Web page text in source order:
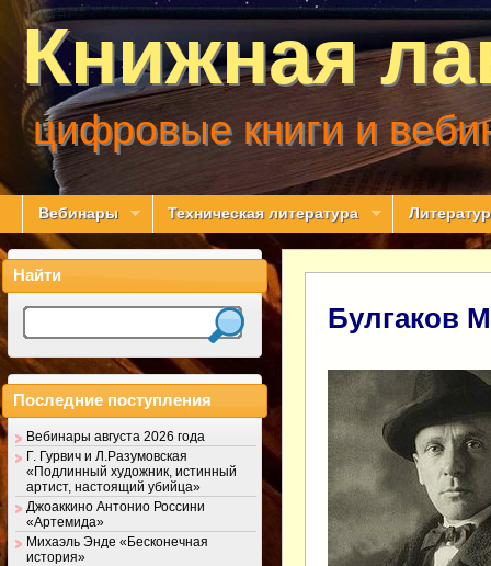
Книжная
цифровые книги и
Вебинары Техническая литература
Булгаков
Найти
Последние поступления
Вебинары августа 2026 года
Г. Гурвич и Л.Разумовская
«Подлинный художник, истинный
артист, настоящий убийца»
Джоаккино Антонио Россини
«Артемида»
Михаэль Энде «Бесконечная
история»